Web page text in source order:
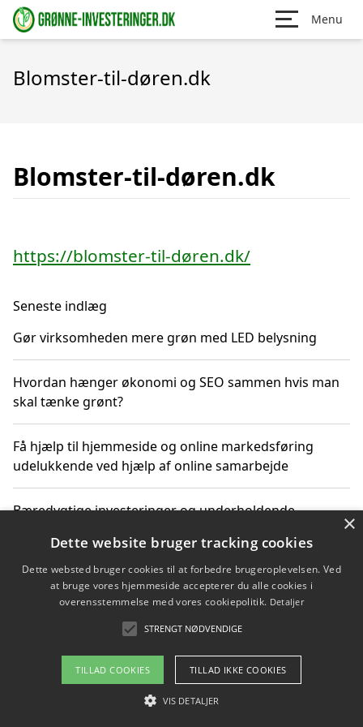
Menu
Blomster-til-døren.dk
Blomster-til-døren.dk
https://blomster-til-døren.dk/
Seneste indlæg
Gør virksomheden mere grøn med LED belysning
Hvordan hænger økonomi og SEO sammen hvis man
skal tænke grønt?
Få hjælp til hjemmeside og online markedsføring
udelukkende ved hjælp af online samarbejde
Bæredygtige investeringer og underholdende
Sådan kan online møder for virksomheder fremme
grønne investeringer
Copyright 2026 - Pilanto Aps
Om / kontakt
×
Dette website bruger tracking cookies
Dette websted bruger cookies til at forbedre brugeroplevelsen. Ved
at bruge vores hjemmeside accepterer du alle cookies i
overensstemmelse med vores cookiepolitik. Detaljer
STRENGT NØDVENDIGE
TILLAD COOKIES TILLAD IKKE COOKIES
VIS DETALJER